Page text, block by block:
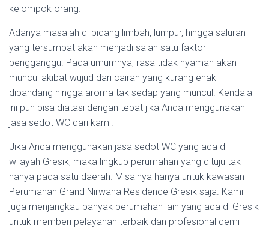
kelompok orang.
Adanya masalah di bidang limbah, lumpur, hingga saluran
yang tersumbat akan menjadi salah satu faktor
pengganggu. Pada umumnya, rasa tidak nyaman akan
muncul akibat wujud dari cairan yang kurang enak
dipandang hingga aroma tak sedap yang muncul. Kendala
ini pun bisa diatasi dengan tepat jika Anda menggunakan
jasa sedot WC dari kami.
Jika Anda menggunakan jasa sedot WC yang ada di
wilayah Gresik, maka lingkup perumahan yang dituju tak
hanya pada satu daerah. Misalnya hanya untuk kawasan
Perumahan Grand Nirwana Residence Gresik saja. Kami
juga menjangkau banyak perumahan lain yang ada di Gresik
untuk memberi pelayanan terbaik dan profesional demi